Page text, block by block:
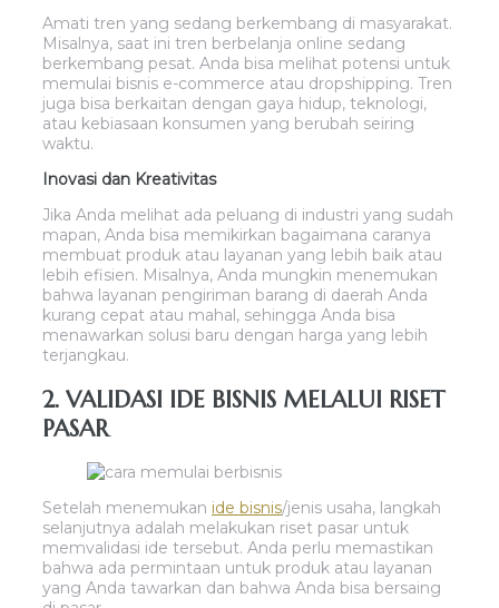
Amati tren yang sedang berkembang di masyarakat.
Misalnya, saat ini tren berbelanja online sedang
berkembang pesat. Anda bisa melihat potensi untuk
memulai bisnis e-commerce atau dropshipping. Tren
juga bisa berkaitan dengan gaya hidup, teknologi,
atau kebiasaan konsumen yang berubah seiring
waktu.
Inovasi dan Kreativitas
Jika Anda melihat ada peluang di industri yang sudah
mapan, Anda bisa memikirkan bagaimana caranya
membuat produk atau layanan yang lebih baik atau
lebih efisien. Misalnya, Anda mungkin menemukan
bahwa layanan pengiriman barang di daerah Anda
kurang cepat atau mahal, sehingga Anda bisa
menawarkan solusi baru dengan harga yang lebih
terjangkau.
2. VALIDASI IDE BISNIS MELALUI RISET
PASAR
Setelah menemukan ide bisnis/jenis usaha, langkah
selanjutnya adalah melakukan riset pasar untuk
memvalidasi ide tersebut. Anda perlu memastikan
bahwa ada permintaan untuk produk atau layanan
yang Anda tawarkan dan bahwa Anda bisa bersaing